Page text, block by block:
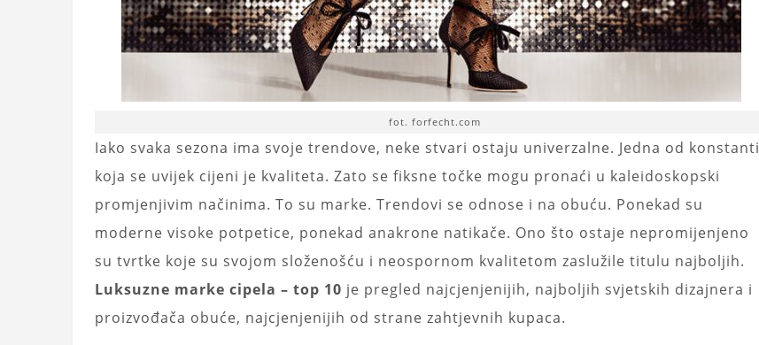
fot. forfecht.com
Iako svaka sezona ima svoje trendove, neke stvari ostaju univerzalne. Jedna od konstanti
koja se uvijek cijeni je kvaliteta. Zato se fiksne točke mogu pronaći u kaleidoskopski
promjenjivim načinima. To su marke. Trendovi se odnose i na obuću. Ponekad su
moderne visoke potpetice, ponekad anakrone natikače. Ono što ostaje nepromijenjeno
su tvrtke koje su svojom složenošću i neospornom kvalitetom zaslužile titulu najboljih.
Luksuzne marke cipela – top 10 je pregled najcjenjenijih, najboljih svjetskih dizajnera i
proizvođača obuće, najcjenjenijih od strane zahtjevnih kupaca.